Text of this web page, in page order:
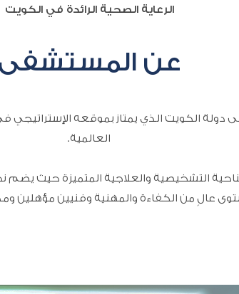
الرعاية الصحية الرائدة في الكويت
عن
الكويت الذي يمتاز بموقعه
العالمية.
التشخيصية والعلاجية المتميزة حيث يضم
عالٍ من الكفاءة والمهنية وفنيين مؤهلين